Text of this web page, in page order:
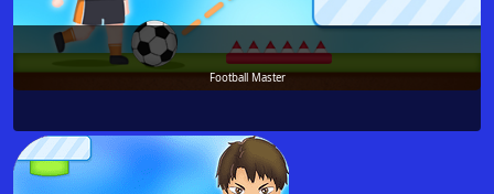
Football Master